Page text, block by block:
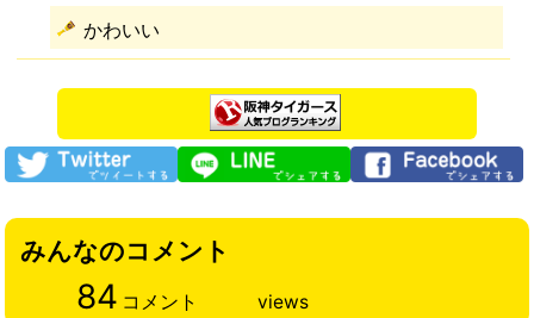
かわいい
みんなのコメント
84 コメント views